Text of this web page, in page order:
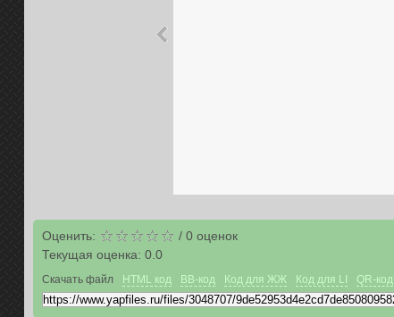
Оценить: / 0оценок
Текущая оценка: 0.0
Скачать файл HTML код BB-код Код для ЖЖ Код для LI QR-код